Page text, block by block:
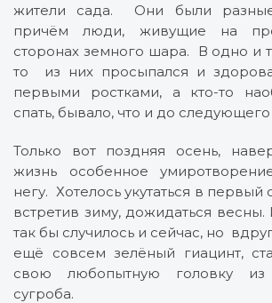
жители сада. Они были
причём люди, живущие на
сторонах земного шара. В одно и
то из них просыпался и
первыми ростками, а кто-то
спать, бывало, что и до следующего
Только вот поздняя осень,
жизнь особенное
негу. Хотелось укутаться в
встретив зиму, дожидаться
так бы случилось и сейчас, но
ещё совсем зелёный гиацинт,
свою любопытную головку
сугроба.